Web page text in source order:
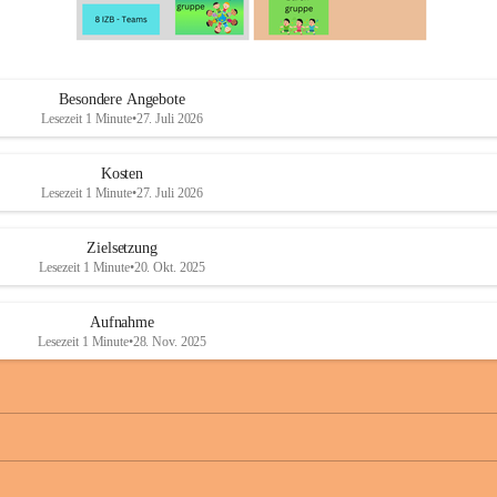
Besondere Angebote
Lesezeit 1 Minute•27. Juli 2026
Kosten
Lesezeit 1 Minute•27. Juli 2026
Zielsetzung
Lesezeit 1 Minute•20. Okt. 2025
Aufnahme
Lesezeit 1 Minute•28. Nov. 2025